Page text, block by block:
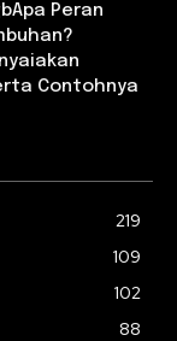
Peran
Contohnya
219
109
102
88